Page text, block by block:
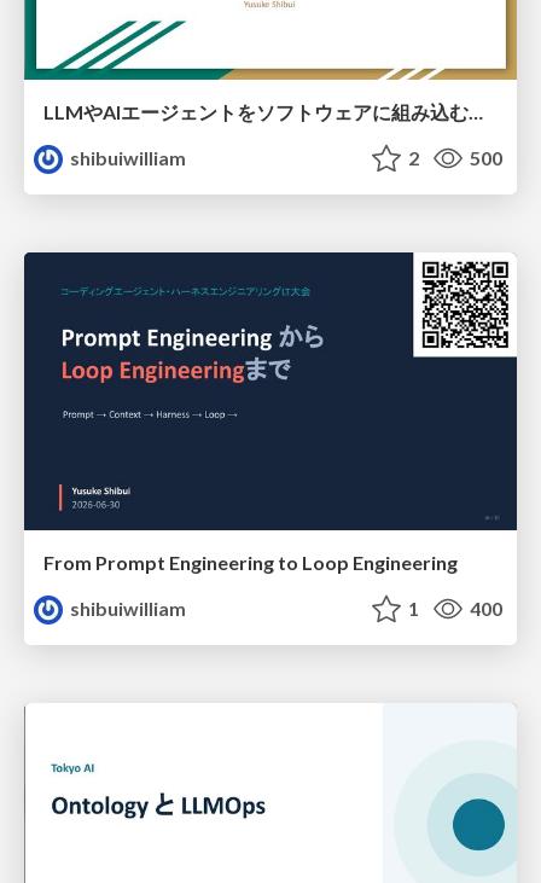
LLMやAIエージェントをソフトウェアに組み込むプラクティス
shibuiwilliam
2 500
From Prompt Engineering to Loop Engineering
shibuiwilliam
1 400